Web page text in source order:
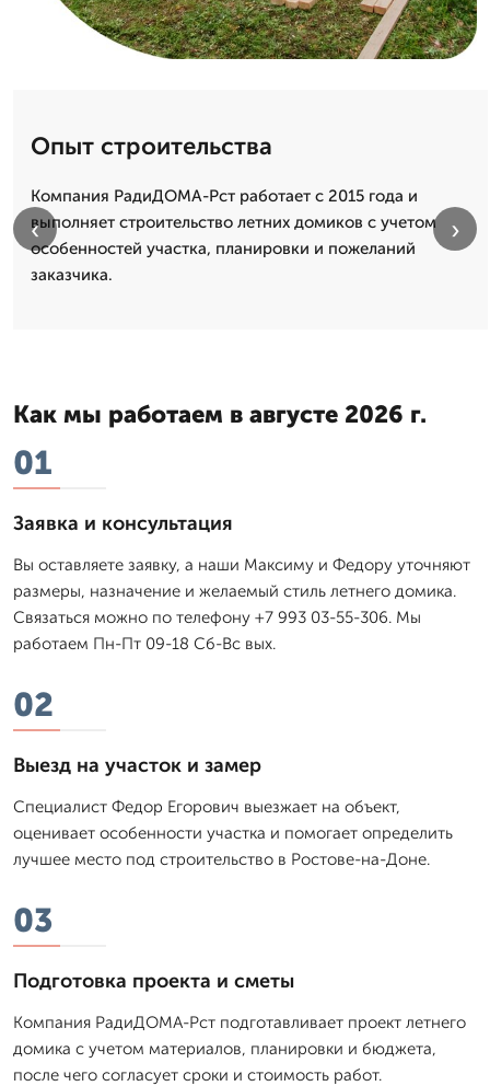
Опыт строительства
Компания РадиДОМА-Рст работает с 2015 года и
выполняет строительство летних домиков с учетом
особенностей участка, планировки и пожеланий
заказчика.
‹ ›
Как мы работаем в августе 2026 г.
01
Заявка и консультация
Вы оставляете заявку, а наши Максиму и Федору уточняют
размеры, назначение и желаемый стиль летнего домика.
Связаться можно по телефону +7 993 03-55-306. Мы
работаем Пн-Пт 09-18 Сб-Вс вых.
02
Выезд на участок и замер
Специалист Федор Егорович выезжает на объект,
оценивает особенности участка и помогает определить
лучшее место под строительство в Ростове-на-Доне.
03
Подготовка проекта и сметы
Компания РадиДОМА-Рст подготавливает проект летнего
домика с учетом материалов, планировки и бюджета,
после чего согласует сроки и стоимость работ.